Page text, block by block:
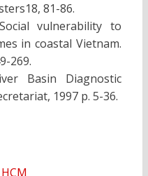
81-86.
vulnerability to
in coastal Vietnam.
269.
Basin Diagnostic
1997 p. 5-36.